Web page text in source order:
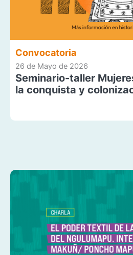
Convocatoria
26 de Mayo de 2026
Seminario-taller
la conquista y